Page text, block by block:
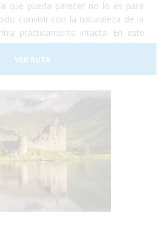
que pueda parecer no lo es para
convivir con la naturaleza de la
prácticamente intacta. En este
la capital del país, la ciudad de
la capital nos iremos en tren
es uno de los más hermosos
también. ¡Te sorprenderá!
VER RUTA